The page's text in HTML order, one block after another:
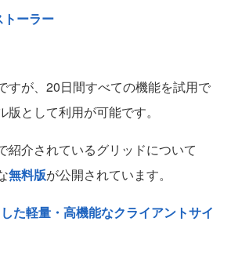
ーラー
すが、20日間すべての機能を試用で
版として利用が可能です。
紹介されているグリッドについて
無料版が公開されています。
た軽量・高機能なクライアントサイ